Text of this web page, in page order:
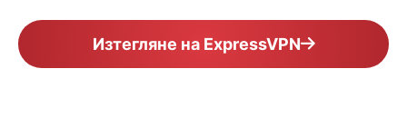
Изтегляне на ExpressVPN